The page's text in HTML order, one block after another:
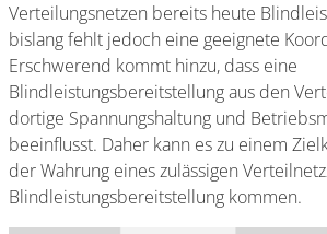
Verteilungsnetzen bereits heute
bislang fehlt jedoch eine geeignete
Erschwerend kommt hinzu, dass eine
Blindleistungsbereitstellung aus den
dortige Spannungshaltung und
beeinflusst. Daher kann es zu einem
der Wahrung eines zulässigen
Blindleistungsbereitstellung kommen.